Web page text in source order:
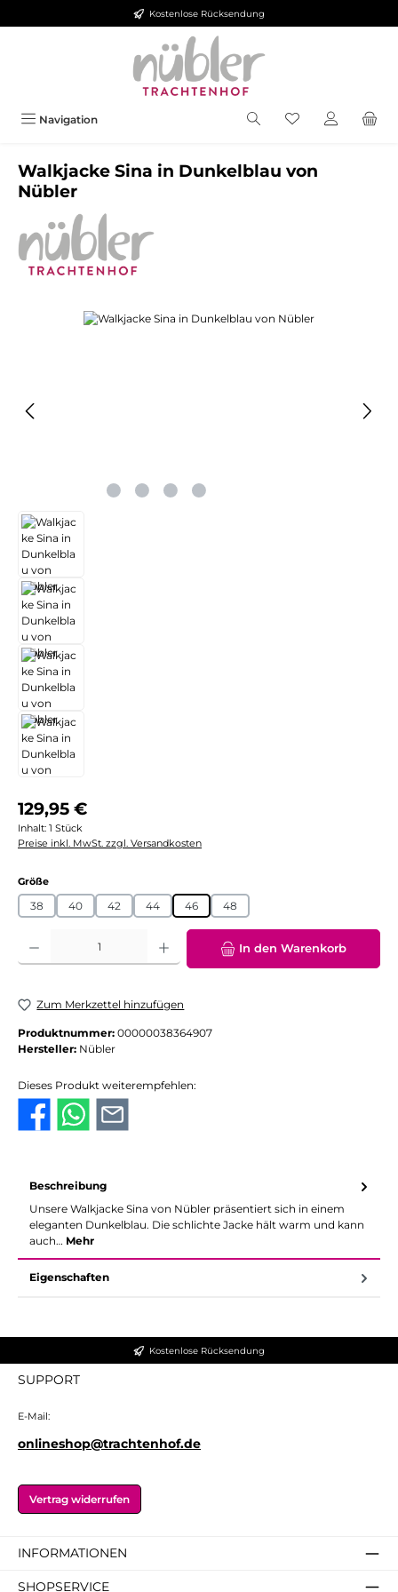
Zum Hauptinhalt springen Kostenlose Rücksendung
Navigation
Walkjacke Sina in Dunkelblau von
Nübler
Bildergalerie überspringen
Regulärer Preis:
129,95 €
Inhalt: 1 Stück
Preise inkl. MwSt. zzgl. Versandkosten
Größeauswählen
38 40 42 44 46 48
Produkt Anzahl: Gib den gewünschten Wert ein oder benutze die
In den Warenkorb
Zum Merkzettel hinzufügen
Produktnummer: 00000038364907
Hersteller: Nübler
Dieses Produkt weiterempfehlen:
Beschreibung
Unsere Walkjacke Sina von Nübler präsentiert sich in einem
eleganten Dunkelblau. Die schlichte Jacke hält warm und kann
auch… Mehr
Eigenschaften
Kostenlose Rücksendung
SUPPORT
E-Mail:
onlineshop@trachtenhof.de
Vertrag widerrufen
INFORMATIONEN
SHOPSERVICE